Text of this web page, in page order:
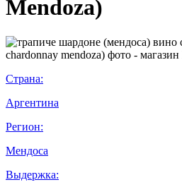
Mendoza)
Страна:
Аргентина
Регион:
Мендоса
Выдержка: